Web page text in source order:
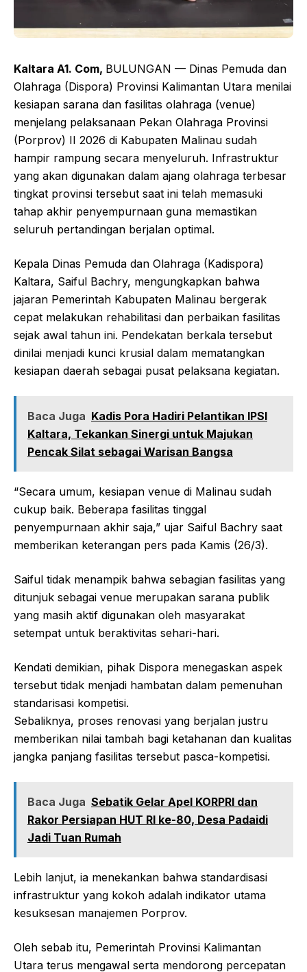
Kaltara A1. Com, BULUNGAN — Dinas Pemuda dan
Olahraga (Dispora) Provinsi Kalimantan Utara menilai
kesiapan sarana dan fasilitas olahraga (venue)
menjelang pelaksanaan Pekan Olahraga Provinsi
(Porprov) II 2026 di Kabupaten Malinau sudah
hampir rampung secara menyeluruh. Infrastruktur
yang akan digunakan dalam ajang olahraga terbesar
tingkat provinsi tersebut saat ini telah memasuki
tahap akhir penyempurnaan guna memastikan
seluruh pertandingan berjalan optimal.
Kepala Dinas Pemuda dan Olahraga (Kadispora)
Kaltara, Saiful Bachry, mengungkapkan bahwa
jajaran Pemerintah Kabupaten Malinau bergerak
cepat melakukan rehabilitasi dan perbaikan fasilitas
sejak awal tahun ini. Pendekatan berkala tersebut
dinilai menjadi kunci krusial dalam mematangkan
kesiapan daerah sebagai pusat pelaksana kegiatan.
Baca Juga Kadis Pora Hadiri Pelantikan IPSI
Kaltara, Tekankan Sinergi untuk Majukan
Pencak Silat sebagai Warisan Bangsa
“Secara umum, kesiapan venue di Malinau sudah
cukup baik. Beberapa fasilitas tinggal
penyempurnaan akhir saja,” ujar Saiful Bachry saat
memberikan keterangan pers pada Kamis (26/3).
Saiful tidak menampik bahwa sebagian fasilitas yang
ditunjuk sebagai venue merupakan sarana publik
yang masih aktif digunakan oleh masyarakat
setempat untuk beraktivitas sehari-hari.
Kendati demikian, pihak Dispora menegaskan aspek
tersebut tidak menjadi hambatan dalam pemenuhan
standarisasi kompetisi.
Sebaliknya, proses renovasi yang berjalan justru
memberikan nilai tambah bagi ketahanan dan kualitas
jangka panjang fasilitas tersebut pasca-kompetisi.
Baca Juga Sebatik Gelar Apel KORPRI dan
Rakor Persiapan HUT RI ke-80, Desa Padaidi
Jadi Tuan Rumah
Lebih lanjut, ia menekankan bahwa standardisasi
infrastruktur yang kokoh adalah indikator utama
kesuksesan manajemen Porprov.
Oleh sebab itu, Pemerintah Provinsi Kalimantan
Utara terus mengawal serta mendorong percepatan